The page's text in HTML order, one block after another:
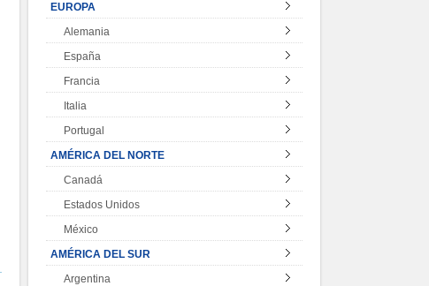
EUROPA
Alemania
España
Francia
Italia
Portugal
AMÉRICA DEL NORTE
Canadá
Estados Unidos
México
AMÉRICA DEL SUR
Argentina